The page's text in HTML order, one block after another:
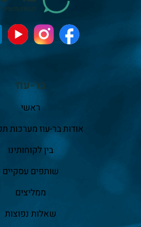
בר-עוז
ראשי
אודות בר-עוז מערכות
בין לקוחותינו
שותפים עסקיים
ממליצים
שאלות נפוצות